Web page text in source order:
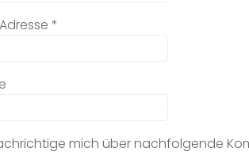
*
mich über nachfolgende